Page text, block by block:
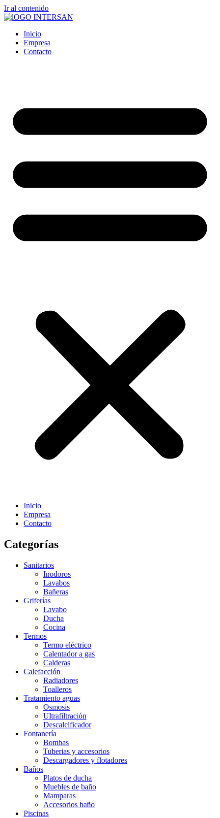
Ir al contenido
Inicio
Empresa
Contacto
Inicio
Empresa
Contacto
Categorías
Sanitarios
Inodoros
Lavabos
Bañeras
Griferías
Lavabo
Ducha
Cocina
Termos
Termo eléctrico
Calentador a gas
Calderas
Calefacción
Radiadores
Toalleros
Tratamiento aguas
Osmosis
Ultrafiltración
Descalcificador
Fontanería
Bombas
Tuberias y accesorios
Descargadores y flotadores
Baños
Platos de ducha
Muebles de baño
Mamparas
Accesorios baño
Piscinas